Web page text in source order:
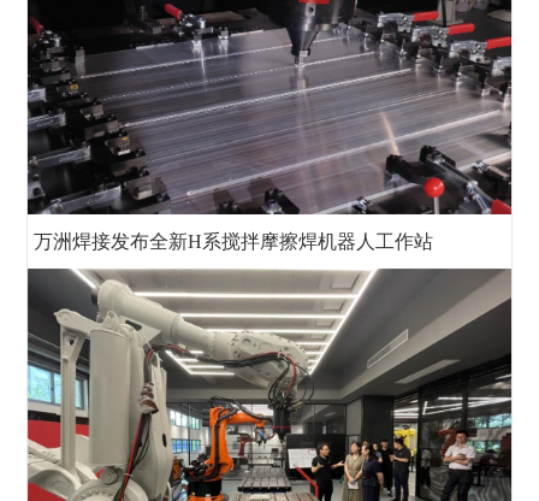
万洲焊接发布全新H系搅拌摩擦焊机器人工作站